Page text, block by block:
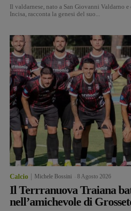
Il valdarnese, nato a San Giovanni Valdarno
Incisa, racconta la genesi del suo...
Calcio Michele Bossini 8 Agosto 2026
Il Terrranuova Traiana
nell’amichevole di